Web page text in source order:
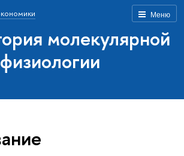
Меню
молекулярной
физиологии